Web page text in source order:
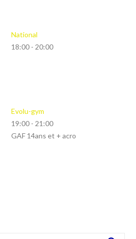
National
18:00 - 20:00
Evolu-gym
19:00 - 21:00
GAF 14ans et + acro